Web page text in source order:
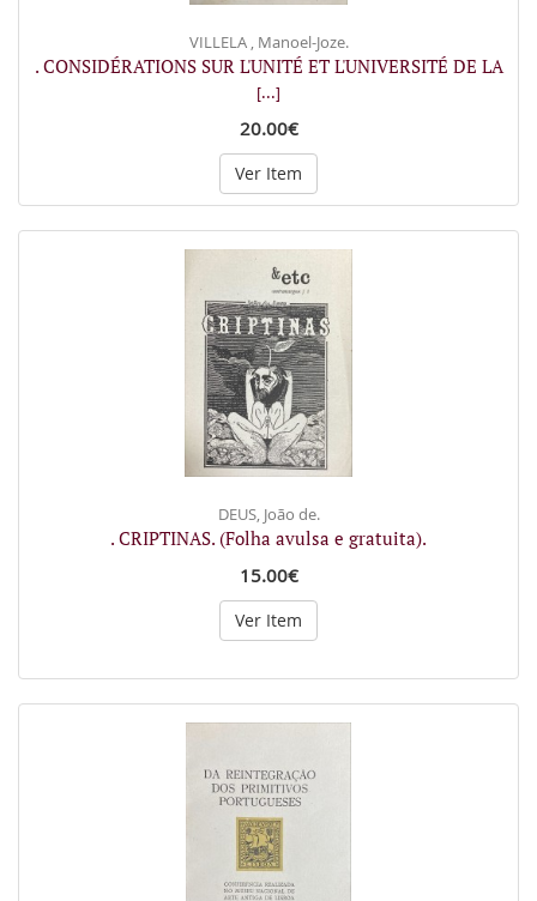
VILLELA , Manoel-Joze.
. CONSIDÉRATIONS SUR L'UNITÉ ET L'UNIVERSITÉ DE LA
[...]
20.00€
Ver Item
DEUS, João de.
. CRIPTINAS. (Folha avulsa e gratuita).
15.00€
Ver Item